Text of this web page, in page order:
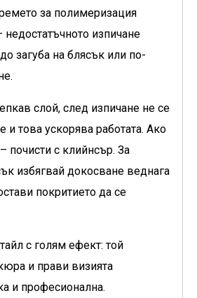
за полимеризация
изпичане
загуба на блясък или по-
слой, след изпичане не се
и това ускорява работата. Ако
почисти с клийнсър. За
избягвай докосване веднага
покритието да се
с голям ефект: той
и прави визията
и професионална.